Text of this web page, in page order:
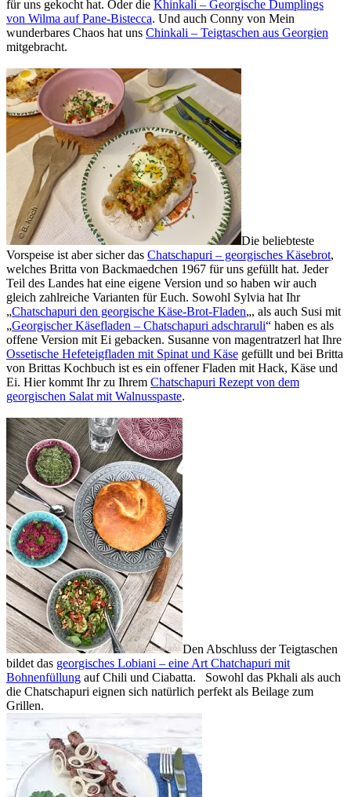
für uns gekocht hat. Oder die Khinkali – Georgische Dumplings
von Wilma auf Pane-Bistecca. Und auch Conny von Mein
wunderbares Chaos hat uns Chinkali – Teigtaschen aus Georgien
mitgebracht.
Die beliebteste
Vorspeise ist aber sicher das Chatschapuri – georgisches Käsebrot,
welches Britta von Backmaedchen 1967 für uns gefüllt hat. Jeder
Teil des Landes hat eine eigene Version und so haben wir auch
gleich zahlreiche Varianten für Euch. Sowohl Sylvia hat Ihr
„Chatschapuri den georgische Käse-Brot-Fladen„, als auch Susi mit
„Georgischer Käsefladen – Chatschapuri adschraruli“ haben es als
offene Version mit Ei gebacken. Susanne von magentratzerl hat Ihre
Ossetische Hefeteigfladen mit Spinat und Käse gefüllt und bei Britta
von Brittas Kochbuch ist es ein offener Fladen mit Hack, Käse und
Ei. Hier kommt Ihr zu Ihrem Chatschapuri Rezept von dem
georgischen Salat mit Walnusspaste.
Den Abschluss der Teigtaschen
bildet das georgisches Lobiani – eine Art Chatchapuri mit
Bohnenfüllung auf Chili und Ciabatta. Sowohl das Pkhali als auch
die Chatschapuri eignen sich natürlich perfekt als Beilage zum
Grillen.